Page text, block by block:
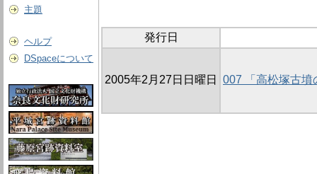
主題
ヘルプ
DSpaceについて
発行日
2005年2月27日日曜日 007 「高松塚古